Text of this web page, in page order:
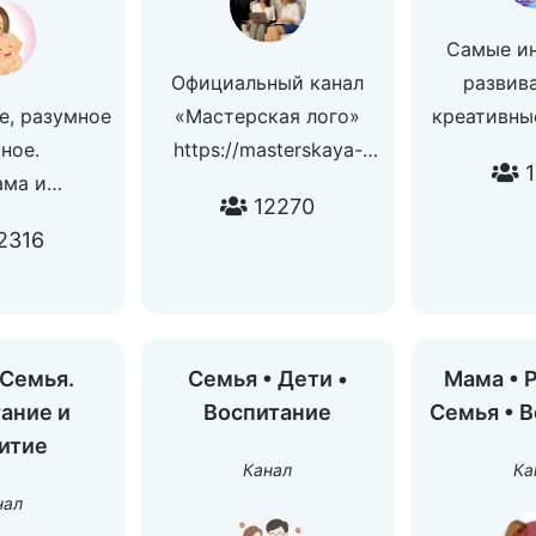
для
(https://
(https://
лучшая
разумное
и
Официальный канал
«Мастерская лого»
https://masterskaya-
12270
Самые
и
Семья • Дети •
Воспитание
Канал
Мама •
Семья •